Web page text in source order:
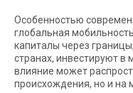
Особенностью
глобальная
капиталы через
странах, инвестируют
влияние может
происхождения, но и на